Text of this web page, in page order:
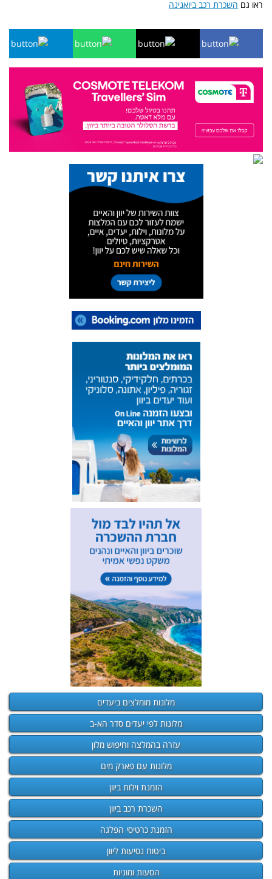
ראו גם השכרת רכב ביואנינה
מלונות מומלצים ביעדים
מלונות לפי יעדים סדר הא-ב
עזרה בהמלצה וחיפוש מלון
מלונות עם פארק מים
הזמנת וילות ביוון
השכרת רכב ביוון
הזמנת כרטיסי הפלגה
ביטוח נסיעות ליוון
הסעות ומוניות